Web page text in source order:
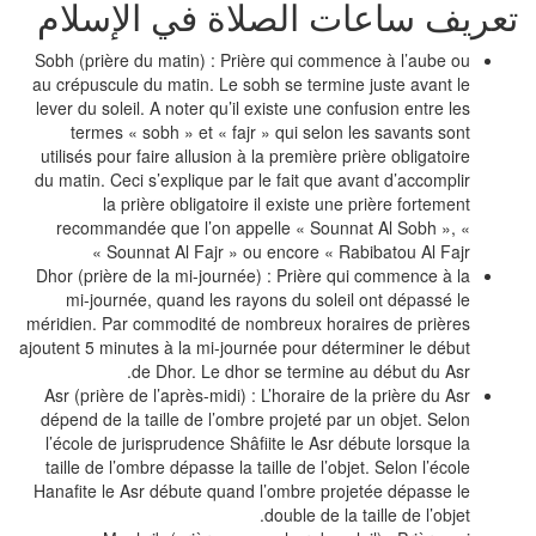
ساعات الصلاة في الإسلام
Sobh (prière du matin) : Prière qui commence à l’aube ou
au crépuscule du matin. Le sobh se termine juste avant le
lever du soleil. A noter qu’il existe une confusion entre les
termes « sobh » et « fajr » qui selon les savants sont
utilisés pour faire allusion à la première prière obligatoire
du matin. Ceci s’explique par le fait que avant d’accomplir
la prière obligatoire il existe une prière fortement
recommandée que l’on appelle « Sounnat Al Sobh », «
Sounnat Al Fajr » ou encore « Rabibatou Al Fajr »
Dhor (prière de la mi-journée) : Prière qui commence à la
mi-journée, quand les rayons du soleil ont dépassé le
méridien. Par commodité de nombreux horaires de prières
ajoutent 5 minutes à la mi-journée pour déterminer le début
de Dhor. Le dhor se termine au début du Asr.
Asr (prière de l’après-midi) : L’horaire de la prière du Asr
dépend de la taille de l’ombre projeté par un objet. Selon
l’école de jurisprudence Shâfiite le Asr débute lorsque la
taille de l’ombre dépasse la taille de l’objet. Selon l’école
Hanafite le Asr débute quand l’ombre projetée dépasse le
double de la taille de l’objet.